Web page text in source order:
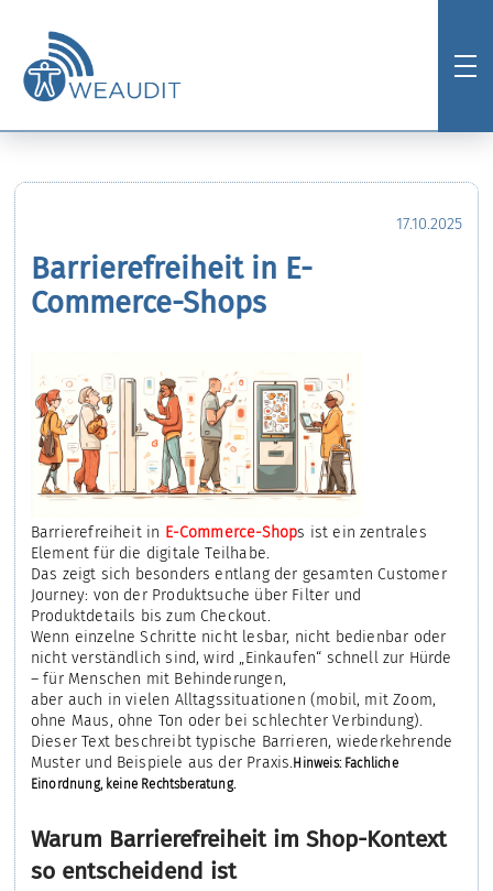
17.10.2025
Barrierefreiheit in E-
Commerce-Shops
Barrierefreiheit in E-Commerce-Shops ist ein zentrales
Element für die digitale Teilhabe.
Das zeigt sich besonders entlang der gesamten Customer
Journey: von der Produktsuche über Filter und
Produktdetails bis zum Checkout.
Wenn einzelne Schritte nicht lesbar, nicht bedienbar oder
nicht verständlich sind, wird „Einkaufen“ schnell zur Hürde
– für Menschen mit Behinderungen,
aber auch in vielen Alltagssituationen (mobil, mit Zoom,
ohne Maus, ohne Ton oder bei schlechter Verbindung).
Dieser Text beschreibt typische Barrieren, wiederkehrende
Muster und Beispiele aus der Praxis. Hinweis: Fachliche
Einordnung, keine Rechtsberatung.
Warum Barrierefreiheit im Shop-Kontext
so entscheidend ist